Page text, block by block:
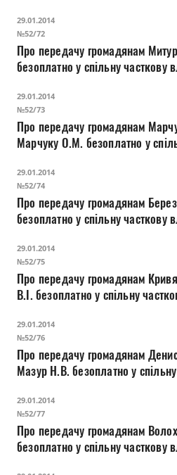
будинку, господарських будівель і споруд на вул.
Вишенського, 12
29.01.2014
№52/72
Про передачу громадянам
безоплатно у спільну часткову
будинку, господарських будівель і споруд на вул.
Ковельській, 91
29.01.2014
№52/73
Про передачу громадянам
Марчуку О.М. безоплатно у
жилого будинку, господарських будівель і споруд на
вул. Крушельницької, 26
29.01.2014
№52/74
Про передачу громадянам
безоплатно у спільну часткову
будинку, господарських будівель і споруд на вул.
Олексія Шума, 23
29.01.2014
№52/75
Про передачу громадянам
В.І. безоплатно у спільну
будинку, господарських будівель і споруд на вул.
Степовій, 117
29.01.2014
№52/76
Про передачу громадянам
Мазур Н.В. безоплатно у
жилого будинку, господарських будівель і споруд на
вул. Франка, 28
29.01.2014
№52/77
Про передачу громадянам
безоплатно у спільну часткову